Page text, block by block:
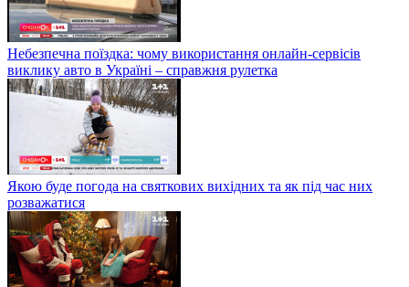
Небезпечна поїздка: чому використання онлайн-сервісів
виклику авто в Україні – справжня рулетка
Якою буде погода на святкових вихідних та як під час них
розважатися